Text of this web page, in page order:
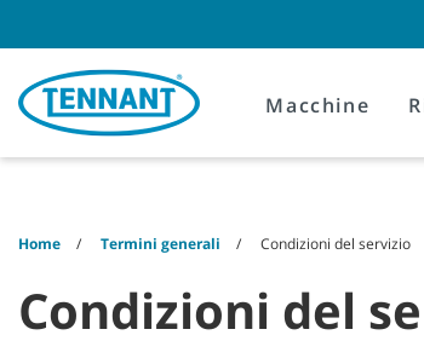
content
navigation
menu
Macchine
Home Termini generali Condizioni del servizio
Condizioni del